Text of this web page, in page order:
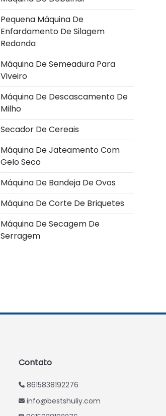
Pequena Máquina De
Enfardamento De Silagem
Redonda
Máquina De Semeadura Para
Viveiro
Máquina De Descascamento De
Milho
Secador De Cereais
Máquina De Jateamento Com
Gelo Seco
Máquina De Bandeja De Ovos
Máquina De Corte De Briquetes
Máquina De Secagem De
Serragem
Contato
8615838192276
info@bestshuliy.com
Korean
Greek